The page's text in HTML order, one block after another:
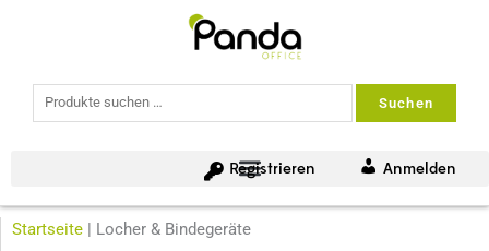
Suchen
nach:
Suchen
Registrieren Anmelden
Startseite | Locher & Bindegeräte